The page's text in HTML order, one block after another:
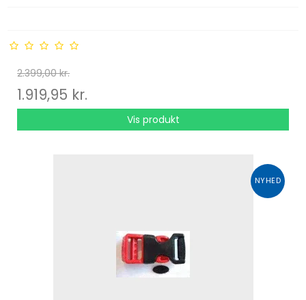
2.399,00 kr.
1.919,95 kr.
Vis produkt
NYHED